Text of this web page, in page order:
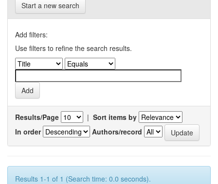
Start a new search
Add filters:
Use filters to refine the search results.
Results/Page | Sort items by
In order
Authors/record
Results 1-1 of 1 (Search time: 0.0 seconds).